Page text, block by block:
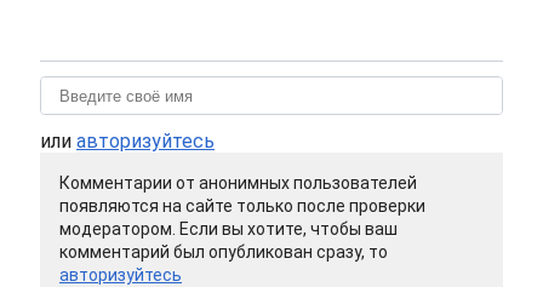
или авторизуйтесь
Комментарии от анонимных пользователей
появляются на сайте только после проверки
модератором. Если вы хотите, чтобы ваш
комментарий был опубликован сразу, то
авторизуйтесь